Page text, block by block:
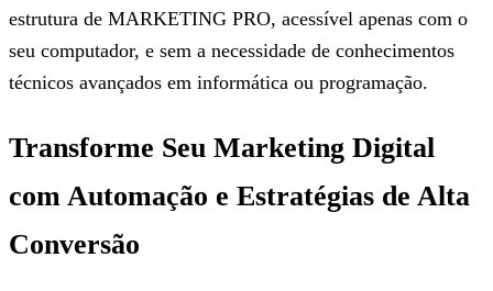
estrutura de MARKETING PRO, acessível apenas com o
seu computador, e sem a necessidade de conhecimentos
técnicos avançados em informática ou programação.
Transforme Seu Marketing Digital
com Automação e Estratégias de Alta
Conversão